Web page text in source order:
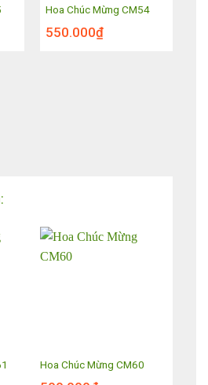
Hoa Chúc Mừng CM54
550.000₫
Hoa Chúc Mừng CM60